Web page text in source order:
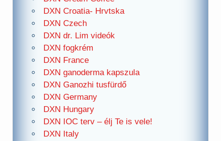
DXN Croatia- Hrvtska
DXN Czech
DXN dr. Lim videók
DXN fogkrém
DXN France
DXN ganoderma kapszula
DXN Ganozhi tusfürdő
DXN Germany
DXN Hungary
DXN IOC terv – élj Te is vele!
DXN Italy